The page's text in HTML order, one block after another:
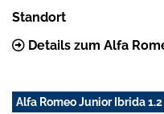
Standort
Details zum Alfa
Alfa Romeo Junior Ibrida 1.2